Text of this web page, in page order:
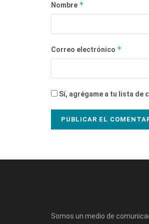
Nombre *
Correo electrónico *
Sí, agrégame a tu lista de
Somos un medio de